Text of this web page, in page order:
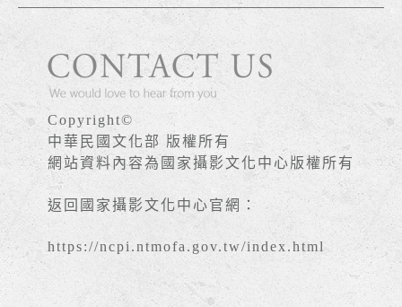
Copyright©
中華民國文化部 版權所有
網站資料內容為國家攝影文化中心版權所有
返回國家攝影文化中心官網：
https://ncpi.ntmofa.gov.tw/index.html